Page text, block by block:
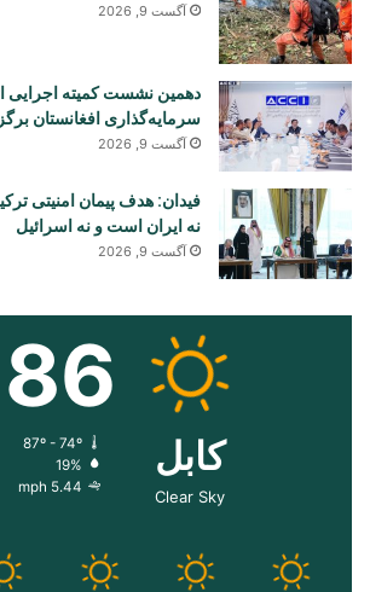
آگست 9, 2026
دهمین نشست کمیته اجرایی
سرمایه‌گذاری افغانستان
آگست 9, 2026
فیدان: هدف پیمان امنیتی
نه ایران است و نه اسرائیل
آگست 9, 2026
کابل
Clear Sky
86
87º - 74º
19%
5.44 mph